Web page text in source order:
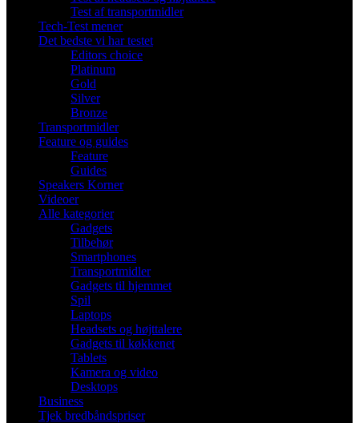
Test af transportmidler
Tech-Test mener
Det bedste vi har testet
Editors choice
Platinum
Gold
Silver
Bronze
Transportmidler
Feature og guides
Feature
Guides
Speakers Korner
Videoer
Alle kategorier
Gadgets
Tilbehør
Smartphones
Transportmidler
Gadgets til hjemmet
Spil
Laptops
Headsets og højttalere
Gadgets til køkkenet
Tablets
Kamera og video
Desktops
Business
Tjek bredbåndspriser